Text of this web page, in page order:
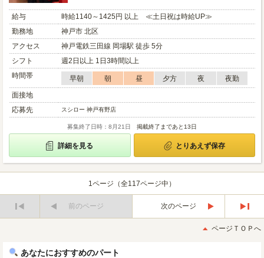
給与
時給1140～1425円 以上 ≪土日祝は時給UP≫
勤務地
神戸市 北区
アクセス
神戸電鉄三田線 岡場駅 徒歩 5分
シフト
週2日以上 1日3時間以上
時間帯
早朝 朝 昼 夕方 夜
夜勤
面接地
応募先
スシロー 神戸有野店
募集終了日時：8月21日 掲載終了まであと13日
詳細を見る とりあえず保存
1ページ（全117ページ中）
前のページ
次のページ
後
ページＴＯＰへ
あなたにおすすめのパート